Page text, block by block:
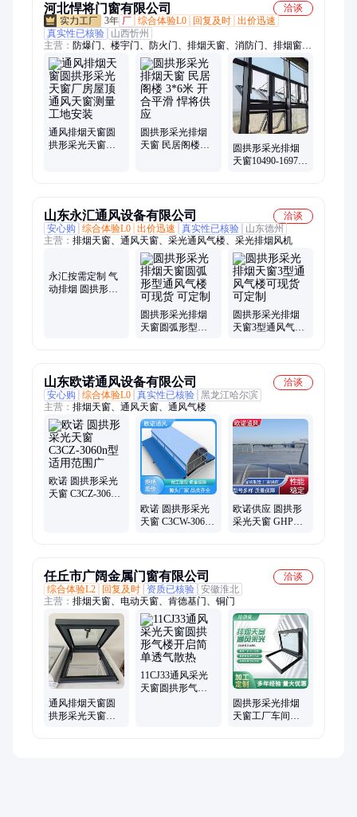
河北悍将门窗有限公司
洽谈
3年 厂 综合体验L0 回复及时 出价迅速
真实性已核验
山西忻州
主营： 防爆门、楼宇门、防火门、排烟天窗、消防门、排烟窗、
耐火窗、泄爆门、教室门、防火窗、保温门、工程门、隔热窗、
防火隔断、铝质防火、商场楼梯、防夹手门、幼儿园门、遮光窗
户、抗风压门、平开窗户、防尘窗户、家用铝合金、阻燃防盗
门、定做铝合金
通风排烟天窗圆
拱形采光天窗厂
圆拱形采光排烟
天窗 民居阁楼
圆拱形采光排烟
天窗10490-16976
山东永汇通风设备有限公司
洽谈
安心购
综合体验L0 出价迅速 真实性已核验
山东德州
主营： 排烟天窗、通风天窗、采光通风气楼、采光排烟风机
圆拱形采光排烟
天窗圆弧形型通
圆拱形采光排烟
天窗3型通风气楼
山东欧诺通风设备有限公司
安心购 综合体验L0 真实性已核验 黑龙江哈尔滨
主营： 排烟天窗、通风天窗、通风气楼
欧诺 圆拱形采光
欧诺 圆拱形采光
欧诺供应 圆拱形
任丘市广阔金属门窗有限公司
综合体验L2 回复及时 资质已核验
安徽淮北
主营：排烟天窗、电动天窗、肯德基门、铜门
通风排烟天窗圆
11CJ33通风采光
圆拱形采光排烟